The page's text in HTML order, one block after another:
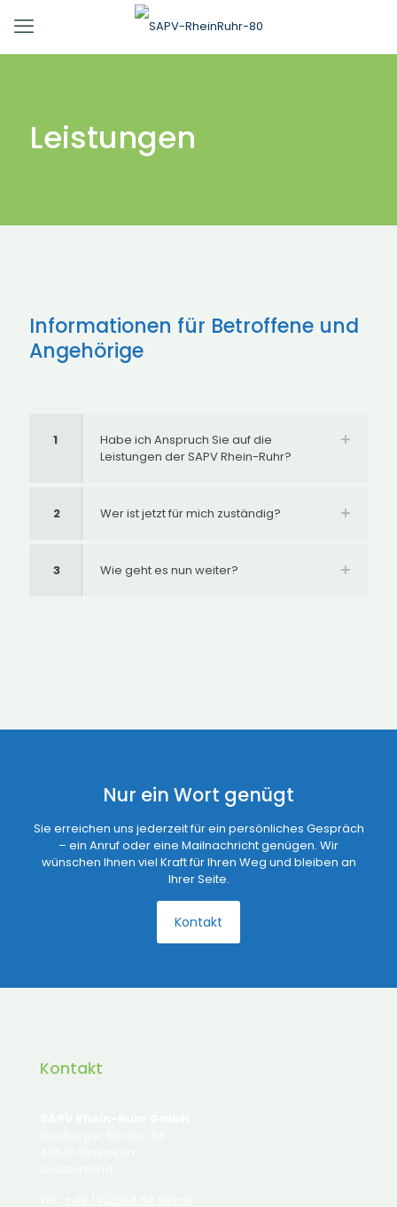
Leistungen
Informationen für Betroffene und
Angehörige
1
Habe ich Anspruch Sie auf die
Leistungen der SAPV Rhein-Ruhr?
2 Wer ist jetzt für mich zuständig?
3 Wie geht es nun weiter?
Nur ein Wort genügt
Sie erreichen uns jederzeit für ein persönliches Gespräch
– ein Anruf oder eine Mailnachricht genügen. Wir
wünschen Ihnen viel Kraft für Ihren Weg und bleiben an
Ihrer Seite.
Kontakt
Kontakt